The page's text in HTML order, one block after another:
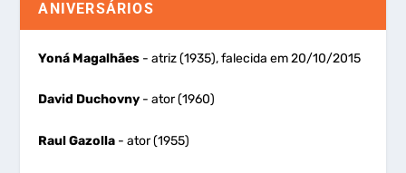
ANIVERSÁRIOS
Yoná Magalhães - atriz (1935), falecida em 20/10/2015
David Duchovny - ator (1960)
Raul Gazolla - ator (1955)